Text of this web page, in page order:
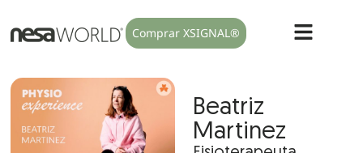
Comprar XSIGNAL®
Beatriz
Martinez